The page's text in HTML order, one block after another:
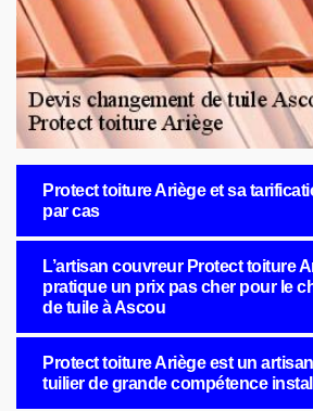
Protect toiture Ariège et sa
par cas
L’artisan couvreur Protect toiture
pratique un prix pas cher pour le
de tuile à Ascou
Protect toiture Ariège est un
tuilier de grande compétence